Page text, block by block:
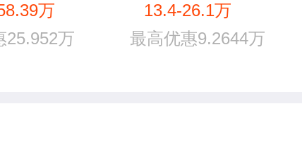
万
25.952万
13.4-26.1万
最高优惠9.2644万